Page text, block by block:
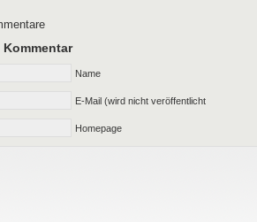
Name
E-Mail (wird nicht veröffentlicht
Homepage